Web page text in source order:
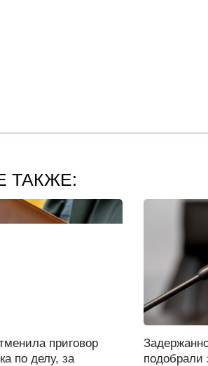
ТАКЖЕ:
приговор
по делу, за
подобрали